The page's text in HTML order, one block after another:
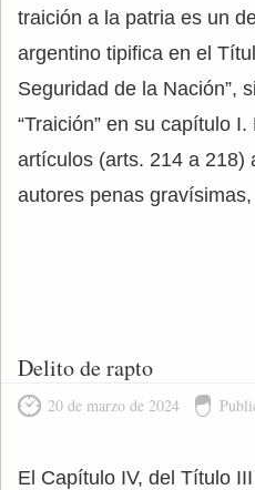
traición a la patria es un
argentino tipifica en el
Seguridad de la Nación”,
“Traición” en su capítulo
artículos (arts. 214 a 218)
autores penas
Delito de rapto
20 de marzo de 2024
El Capítulo IV, del Título